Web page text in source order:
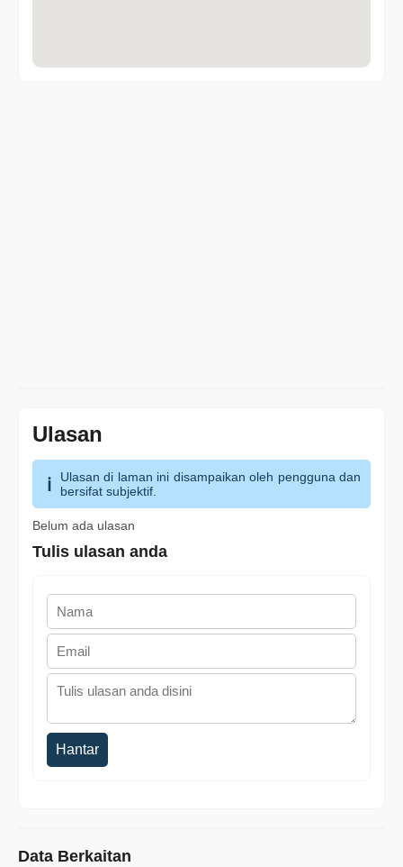
Ulasan
Ulasan di laman ini disampaikan oleh pengguna dan
bersifat subjektif.
Belum ada ulasan
Tulis ulasan anda
Hantar
Data Berkaitan